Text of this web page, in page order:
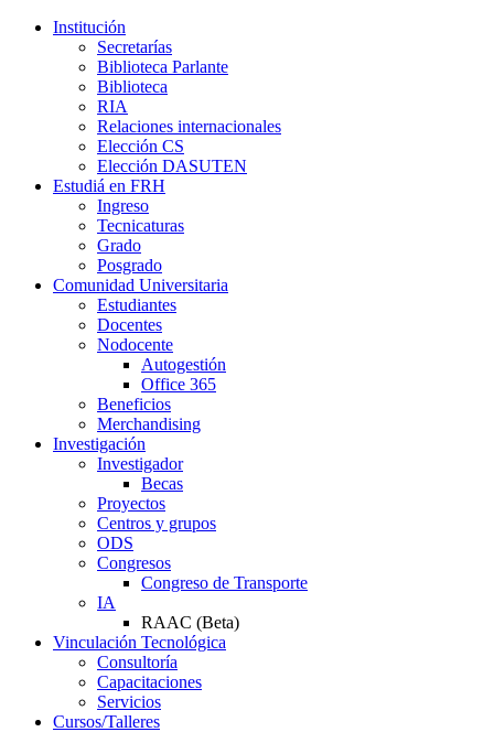
Institución
Secretarías
Biblioteca Parlante
Biblioteca
RIA
Relaciones internacionales
Elección CS
Elección DASUTEN
Estudiá en FRH
Ingreso
Tecnicaturas
Grado
Posgrado
Comunidad Universitaria
Estudiantes
Docentes
Nodocente
Autogestión
Office 365
Beneficios
Merchandising
Investigación
Investigador
Becas
Proyectos
Centros y grupos
ODS
Congresos
Congreso de Transporte
IA
RAAC (Beta)
Vinculación Tecnológica
Consultoría
Capacitaciones
Servicios
Cursos/Talleres